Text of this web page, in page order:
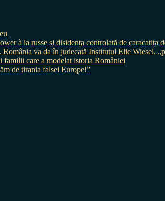
à la russe și disidența controlată de caracatița
va da în judecată Institutul Elie Wiesel,
familii care a modelat istoria României
de tirania falsei Europe!”